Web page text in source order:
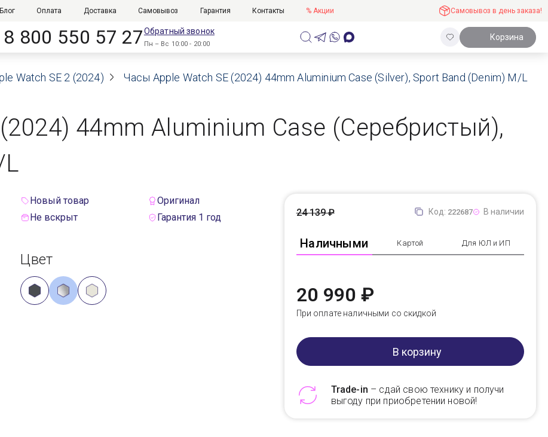
Блог Оплата Доставка Самовывоз Гарантия Контакты % Акции Самовывоз в день заказа!
8 800 550 57 27Обратный звонок
Пн – Вс 10:00 - 20:00
Корзина
Watch SE 2 (2024) Часы Apple Watch SE (2024) 44mm Aluminium Case (Silver), Sport Band (Denim) M/L
44mm Aluminium Case (Серебристый),
Новый товар
Оригинал
Не вскрыт
Гарантия 1 год
Цвет
Код: 222687 В наличии
Наличными Картой Для ЮЛ и ИП
24 139 ₽
20 990 ₽
При оплате наличными со скидкой
В корзину
Trade-in – сдай свою технику и получи
выгоду при приобретении новой!